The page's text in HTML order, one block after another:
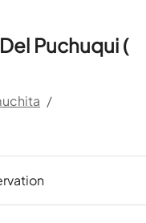
Puchuqui (
/